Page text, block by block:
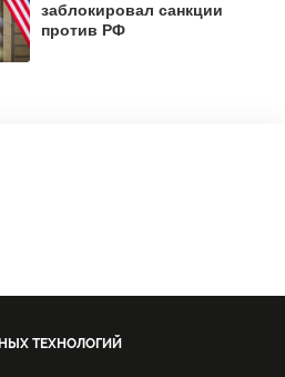
заблокировал санкции
против РФ
ТЕХНОЛОГИЙ